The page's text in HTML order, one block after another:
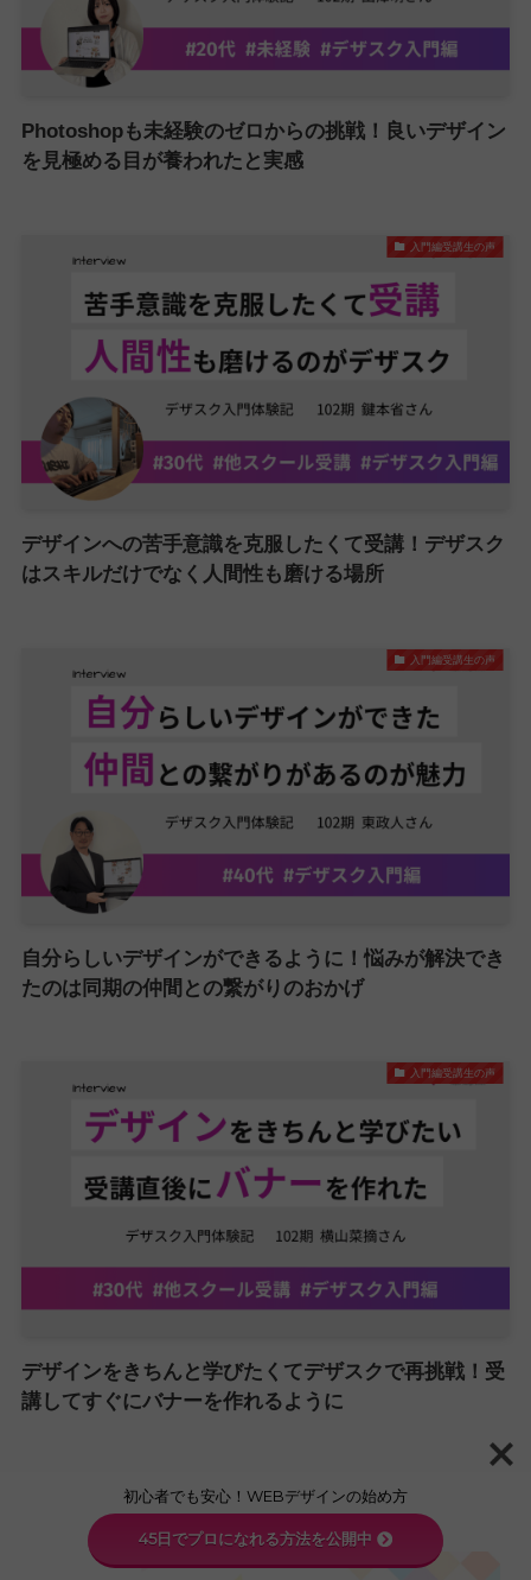
Photoshopも未経験のゼロからの挑戦！良いデザイン
を見極める目が養われたと実感
入門編受講生の声
デザインへの苦手意識を克服したくて受講！デザスク
はスキルだけでなく人間性も磨ける場所
入門編受講生の声
自分らしいデザインができるように！悩みが解決でき
たのは同期の仲間との繋がりのおかげ
入門編受講生の声
デザインをきちんと学びたくてデザスクで再挑戦！受
講してすぐにバナーを作れるように
初心者でも安心！WEBデザインの始め方
45日でプロになれる方法を公開中